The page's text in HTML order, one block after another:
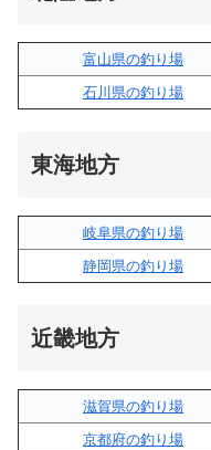
富山県の釣り場
石川県の釣り場
東海地方
岐阜県の釣り場
静岡県の釣り場
近畿地方
滋賀県の釣り場
京都府の釣り場